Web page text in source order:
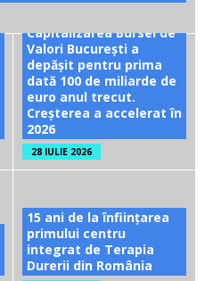
Capitalizarea Bursei de
Valori București a
depășit pentru prima
dată 100 de miliarde de
euro anul trecut.
Creșterea a accelerat în
2026
28 IULIE 2026
15 ani de la înființarea
primului centru
integrat de Terapia
Durerii din România